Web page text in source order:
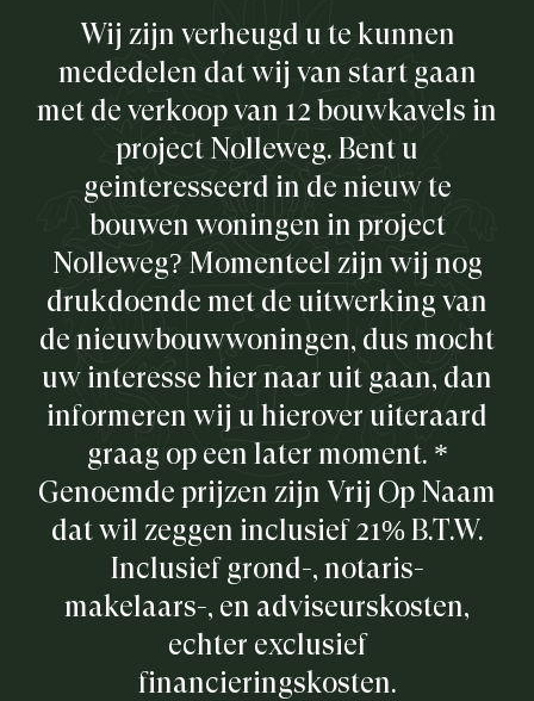
Wij zijn verheugd u te kunnen
mededelen dat wij van start gaan
met de verkoop van 12 bouwkavels in
project Nolleweg. Bent u
geïnteresseerd in de nieuw te
bouwen woningen in project
Nolleweg? Momenteel zijn wij nog
drukdoende met de uitwerking van
de nieuwbouwwoningen, dus mocht
uw interesse hier naar uit gaan, dan
informeren wij u hierover uiteraard
graag op een later moment. *
Genoemde prijzen zijn Vrij Op Naam
dat wil zeggen inclusief 21% B.T.W.
Inclusief grond-, notaris-
makelaars-, en adviseurskosten,
echter exclusief
financieringskosten.